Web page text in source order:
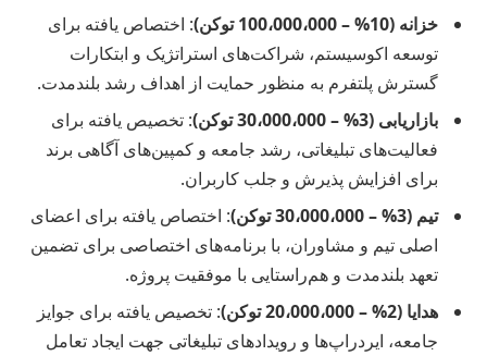
خزانه (10% – 100،000،000 توکن)
: اختصاص یافته برای
توسعه اکوسیستم، شراکت‌های استراتژیک و ابتکارات
گسترش پلتفرم به منظور حمایت از اهداف رشد بلندمدت.
بازاریابی (3% – 30،000،000 توکن)
: تخصیص یافته برای
فعالیت‌های تبلیغاتی، رشد جامعه و کمپین‌های آگاهی برند
برای افزایش پذیرش و جلب کاربران.
تیم (3% – 30،000،000 توکن)
: اختصاص یافته برای اعضای
اصلی تیم و مشاوران، با برنامه‌های اختصاصی برای تضمین
تعهد بلندمدت و هم‌راستایی با موفقیت پروژه.
هدایا (2% – 20،000،000 توکن)
: تخصیص یافته برای جوایز
جامعه، ایردراپ‌ها و رویدادهای تبلیغاتی جهت ایجاد تعامل